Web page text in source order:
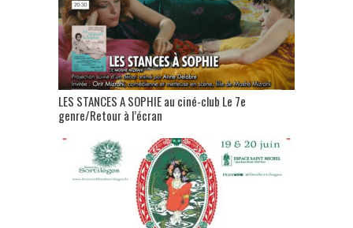
LES STANCES A SOPHIE au ciné-club Le 7e
genre/Retour à l’écran